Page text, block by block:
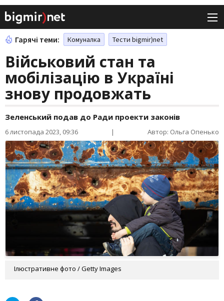
Гарячі теми: Комуналка Тести bigmir)net
Військовий стан та
мобілізацію в Україні
знову продовжать
Зеленський подав до Ради проекти законів
6 листопада 2023, 09:36 | Автор: Ольга Опенько
Ілюстративне фото / Getty Images